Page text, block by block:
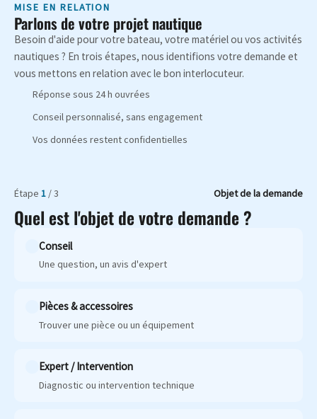
MISE EN RELATION
Parlons de votre projet nautique
Besoin d'aide pour votre bateau, votre matériel ou vos activités
nautiques ? En trois étapes, nous identifions votre demande et
vous mettons en relation avec le bon interlocuteur.
Réponse sous 24 h ouvrées
Conseil personnalisé, sans engagement
Vos données restent confidentielles
Étape 1 / 3 Objet de la demande
Quel est l'objet de votre demande ?
Conseil
Une question, un avis d'expert
Pièces & accessoires
Trouver une pièce ou un équipement
Expert / Intervention
Diagnostic ou intervention technique